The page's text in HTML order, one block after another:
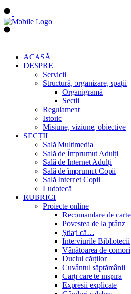
ACASĂ
DESPRE
Servicii
Structură, organizare, spații
Organigramă
Secții
Regulament
Istoric
Misiune, viziune, obiective
SECȚII
Sală Multimedia
Sală de Împrumut Adulți
Sală de Internet Adulți
Sală de împrumut Copii
Sală Internet Copii
Ludotecă
RUBRICI
Proiecte online
Recomandare de carte
Povestea de la prânz
Știați că…
Interviurile Bibliotecii
Vânătoarea de comori
Duelul cărților
Cuvântul săptămânii
Cărți care te inspiră
Expresii explicate